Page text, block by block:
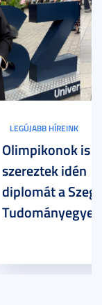
LEGÚJABB HÍREINK
Olimpikonok is
szereztek idén
diplomát a